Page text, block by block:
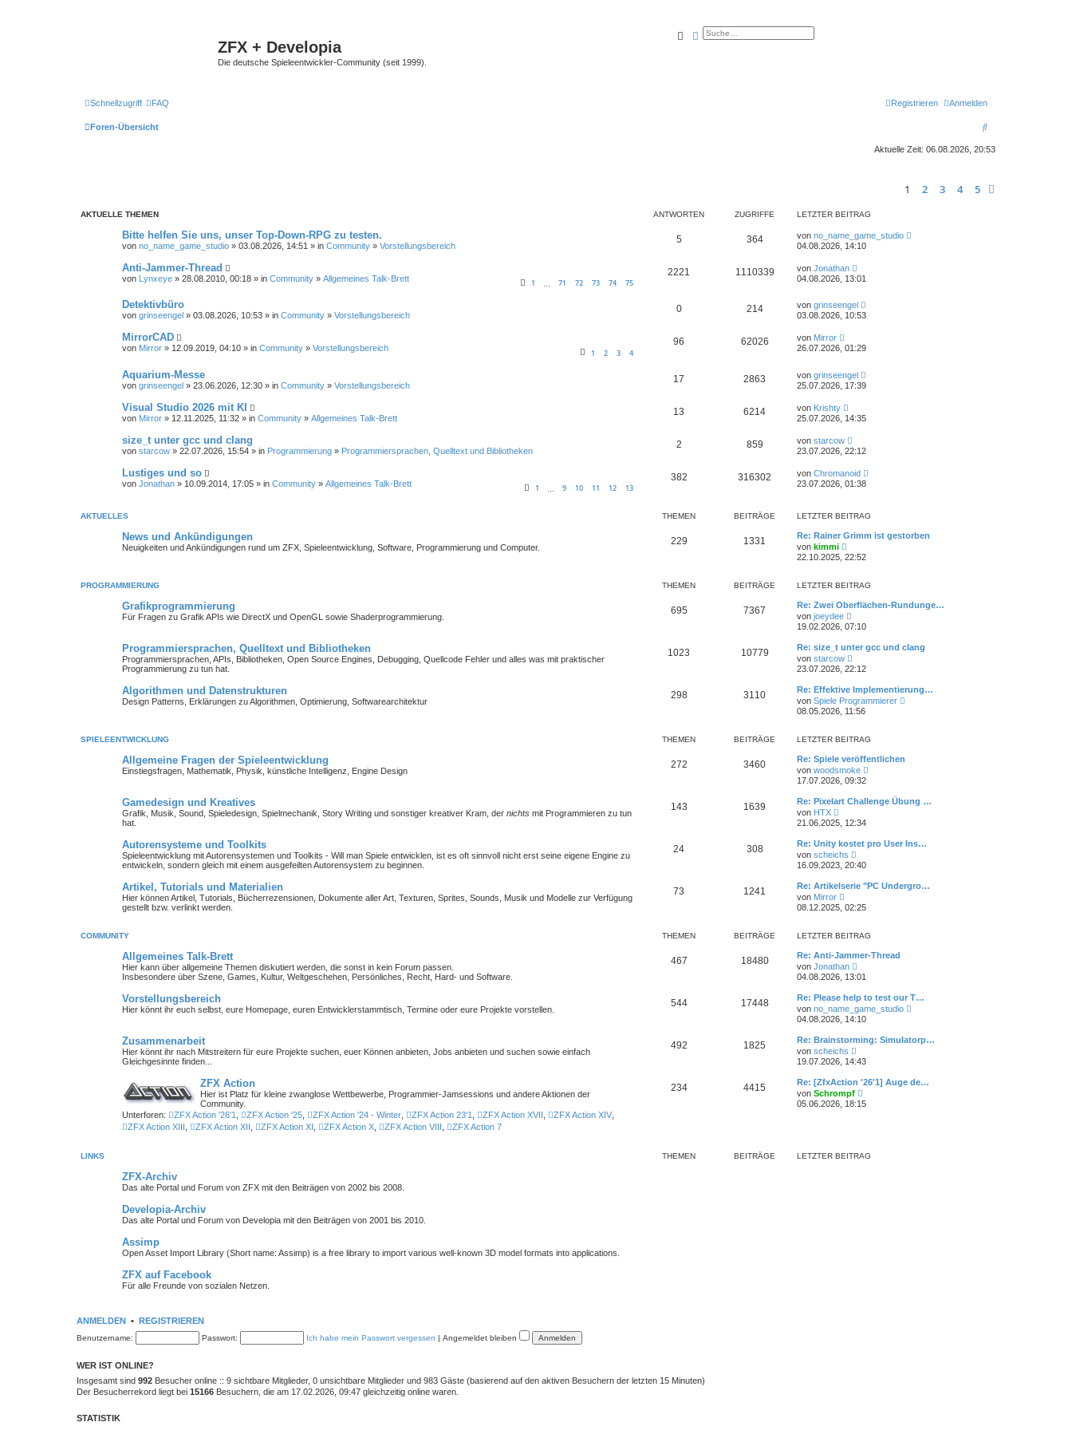
ZFX + Developia
Die deutsche Spieleentwickler-Community (seit 1999).
SucheErweiterte Suche
Schnellzugriff FAQ Anmelden
Registrieren
Foren-Übersicht
S
u
h
Aktuelle Zeit: 06.08.2026, 20:53
1 2 3 4 5
AKTUELLE THEMEN ANTWORTEN ZUGRIFFE LETZTER BEITRAG
Bitte helfen Sie uns, unser Top-Down-RPG zu testen.
von no_name_game_studio » 03.08.2026, 14:51 » in Community » Vorstellungsbereich
5 364 von no_name_game_studio
04.08.2026, 14:10
Anti-Jammer-Thread
1 71 72 73 74 75
von Lynxeye » 28.08.2010, 00:18 » in Community » Allgemeines Talk-Brett
2221 1110339 von Jonathan
04.08.2026, 13:01
Detektivbüro
von grinseengel » 03.08.2026, 10:53 » in Community » Vorstellungsbereich
0 214 von grinseengel
03.08.2026, 10:53
MirrorCAD
1 2 3 4
von Mirror » 12.09.2019, 04:10 » in Community » Vorstellungsbereich
96 62026 von Mirror
26.07.2026, 01:29
Aquarium-Messe
von grinseengel » 23.06.2026, 12:30 » in Community » Vorstellungsbereich
17 2863 von grinseengel
25.07.2026, 17:39
Visual Studio 2026 mit KI
von Mirror » 12.11.2025, 11:32 » in Community » Allgemeines Talk-Brett
13 6214 von Krishty
25.07.2026, 14:35
size_t unter gcc und clang
von starcow » 22.07.2026, 15:54 » in Programmierung » Programmiersprachen, Quelltext und Bibliotheken
2 859 von starcow
23.07.2026, 22:12
Lustiges und so
1 9 10 11 12 13
von Jonathan » 10.09.2014, 17:05 » in Community » Allgemeines Talk-Brett
382 316302 von Chromanoid
23.07.2026, 01:38
AKTUELLES THEMEN BEITRÄGE LETZTER BEITRAG
News und Ankündigungen
Neuigkeiten und Ankündigungen rund um ZFX, Spieleentwicklung, Software, Programmierung und Computer.
229 1331
Re: Rainer Grimm ist gestorben
von kimmi
e
s
e
r
B
e
t
r
a
22.10.2025, 22:52
PROGRAMMIERUNG THEMEN BEITRÄGE LETZTER BEITRAG
Grafikprogrammierung
Für Fragen zu Grafik APIs wie DirectX und OpenGL sowie Shaderprogrammierung.
695 7367
Re: Zwei Oberflächen-Rundunge…
von joeydee
e
e
s
t
e
B
e
i
a
19.02.2026, 07:10
Programmiersprachen, Quelltext und Bibliotheken
Programmiersprachen, APIs, Bibliotheken, Open Source Engines, Debugging, Quellcode Fehler und alles was mit praktischer
Programmierung zu tun hat.
1023 10779
Re: size_t unter gcc und clang
von starcow
e
e
s
t
e
e
t
r
a
23.07.2026, 22:12
Algorithmen und Datenstrukturen
Design Patterns, Erklärungen zu Algorithmen, Optimierung, Softwarearchitektur
298 3110
Re: Effektive Implementierung…
von Spiele Programmierer
t
08.05.2026, 11:56
SPIELEENTWICKLUNG THEMEN BEITRÄGE LETZTER BEITRAG
Allgemeine Fragen der Spieleentwicklung
Einstiegsfragen, Mathematik, Physik, künstliche Intelligenz, Engine Design
272 3460
Re: Spiele veröffentlichen
von woodsmoke
e
s
B
r
17.07.2026, 09:32
Gamedesign und Kreatives
Grafik, Musik, Sound, Spieledesign, Spielmechanik, Story Writing und sonstiger kreativer Kram, der nichts mit Programmieren zu tun
hat.
143 1639
Re: Pixelart Challenge Übung …
von HTX
e
u
e
s
t
e
B
e
i
a
21.06.2025, 12:34
Autorensysteme und Toolkits
Spieleentwicklung mit Autorensystemen und Toolkits - Will man Spiele entwicklen, ist es oft sinnvoll nicht erst seine eigene Engine zu
entwickeln, sondern gleich mit einem ausgefeilten Autorensystem zu beginnen.
24 308
Re: Unity kostet pro User Ins…
von scheichs
e
s
e
e
t
r
a
16.09.2023, 20:40
Artikel, Tutorials und Materialien
Hier können Artikel, Tutorials, Bücherrezensionen, Dokumente aller Art, Texturen, Sprites, Sounds, Musik und Modelle zur Verfügung
gestellt bzw. verlinkt werden.
73 1241
Re: Artikelserie "PC Undergro…
von Mirror
e
s
e
B
e
t
r
a
08.12.2025, 02:25
COMMUNITY THEMEN BEITRÄGE LETZTER BEITRAG
Allgemeines Talk-Brett
Hier kann über allgemeine Themen diskutiert werden, die sonst in kein Forum passen.
Insbesondere über Szene, Games, Kultur, Weltgeschehen, Persönliches, Recht, Hard- und Software.
467 18480
Re: Anti-Jammer-Thread
von Jonathan
e
s
t
e
B
i
r
a
g
04.08.2026, 13:01
Vorstellungsbereich
Hier könnt ihr euch selbst, eure Homepage, euren Entwicklerstammtisch, Termine oder eure Projekte vorstellen.
544 17448
Re: Please help to test our T…
von no_name_game_studio
s
B
04.08.2026, 14:10
Zusammenarbeit
Hier könnt ihr nach Mitstreitern für eure Projekte suchen, euer Können anbieten, Jobs anbieten und suchen sowie einfach
Gleichgesinnte finden...
492 1825
Re: Brainstorming: Simulatorp…
von scheichs
e
s
e
t
19.07.2026, 14:43
ZFX Action
Hier ist Platz für kleine zwanglose Wettbewerbe, Programmier-Jamsessions und andere Aktionen der
Community.
Unterforen:
ZFX Action '26'1, ZFX Action '25, ZFX Action '24 - Winter, ZFX Action 23'1, ZFX Action XVII , ZFX Action XIV,
ZFX Action XIII , ZFX Action XII , ZFX Action XI , ZFX Action X, ZFX Action VIII , ZFX Action 7
234 4415
Re: [ZfxAction '26'1] Auge de…
von Schrompf
e
r
05.06.2026, 18:15
LINKS THEMEN BEITRÄGE LETZTER BEITRAG
ZFX-Archiv
Das alte Portal und Forum von ZFX mit den Beiträgen von 2002 bis 2008.
Developia-Archiv
Das alte Portal und Forum von Developia mit den Beiträgen von 2001 bis 2010.
Assimp
Open Asset Import Library (Short name: Assimp) is a free library to import various well-known 3D model formats into applications.
ZFX auf Facebook
Für alle Freunde von sozialen Netzen.
ANMELDEN • REGISTRIEREN
Benutzername: Passwort: Ich habe mein Passwort vergessen Angemeldet bleiben
WER IST ONLINE?
Insgesamt sind 992 Besucher online :: 9 sichtbare Mitglieder, 0 unsichtbare Mitglieder und 983 Gäste (basierend auf den aktiven Besuchern der letzten 15 Minuten)
Der Besucherrekord liegt bei 15166 Besuchern, die am 17.02.2026, 09:47 gleichzeitig online waren.
STATISTIK